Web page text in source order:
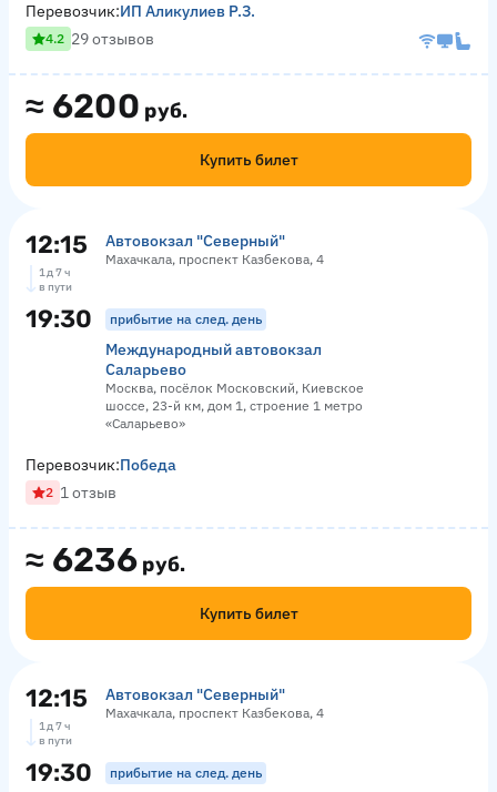
≈ 6200 руб.
Купить билет
Перевозчик:ИП Аликулиев Р.З.
4.2 29 отзывов
12:15 Автовокзал "Северный"
Махачкала, проспект Казбекова, 4
1 д 7 ч
в пути
19:30 прибытие на след. день
Международный автовокзал
Саларьево
Москва, посёлок Московский, Киевское
шоссе, 23-й км, дом 1, строение 1 метро
«Саларьево»
≈ 6236 руб.
Купить билет
Перевозчик:Победа
2 1 отзыв
12:15 Автовокзал "Северный"
Махачкала, проспект Казбекова, 4
1 д 7 ч
в пути
19:30 прибытие на след. день